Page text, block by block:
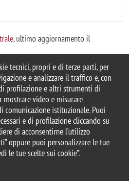
tecnici, propri e di terze parti, per
e analizzare il traffico e, con
profilazione e altri strumenti di
video e misurare
comunicazione istituzionale. Puoi
e di profilazione cliccando su
di acconsentirne l’utilizzo
oppure puoi personalizzare le tue
le tue scelte sui cookie”.
, ultimo aggiornamento il
degli Studi di Milano-Bicocca
Nuovo, 1 - 20126, Milano
ateneo.bicocca@pec.unimib.it
|Contattaci